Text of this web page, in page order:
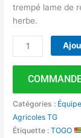
trempé lame de
herbe.
Catégories :
Agricoles TG
Étiquette :TOGO